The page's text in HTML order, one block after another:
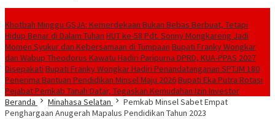
Khotbah Minggu GSJA: Kemerdekaan Bukan Bebas Berbuat, Tetapi
Hidup Benar di Dalam Tuhan HUT ke-58 Pdt. Sonny Mongkareng Jadi
Momen Syukur dan Kebersamaan di Tumpaan Bupati Franky Wongkar
dan Wabup Theodorus Kawatu Hadiri Paripurna DPRD, KUA-PPAS 2027
Disepakati Bupati Franky Wongkar Hadiri Penandatanganan SPTJM 180
Penerima Bantuan Pendidikan Minsel Maju 2026Bupati Eka Putra Rotasi
Pejabat Pemkab Tanah Datar, Tegaskan Kemudahan Izin Investor
Beranda
Minahasa Selatan
Pemkab Minsel Sabet Empat
Penghargaan Anugerah Mapalus Pendidikan Tahun 2023